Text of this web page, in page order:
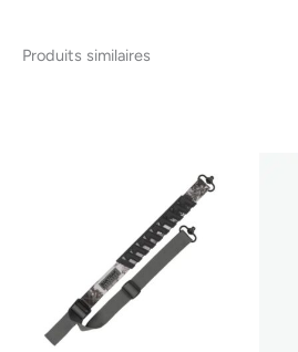
Produits similaires